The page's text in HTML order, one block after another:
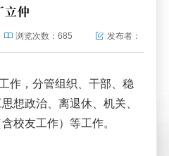
立仲
浏览次数：685 发布者：
作，分管组织、干部、稳
想政治、离退休、机关、
校友工作）等工作。